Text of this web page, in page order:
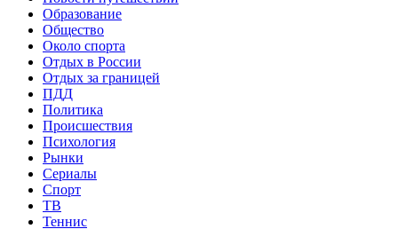
Образование
Общество
Около спорта
Отдых в России
Отдых за границей
ПДД
Политика
Происшествия
Психология
Рынки
Сериалы
Спорт
ТВ
Теннис